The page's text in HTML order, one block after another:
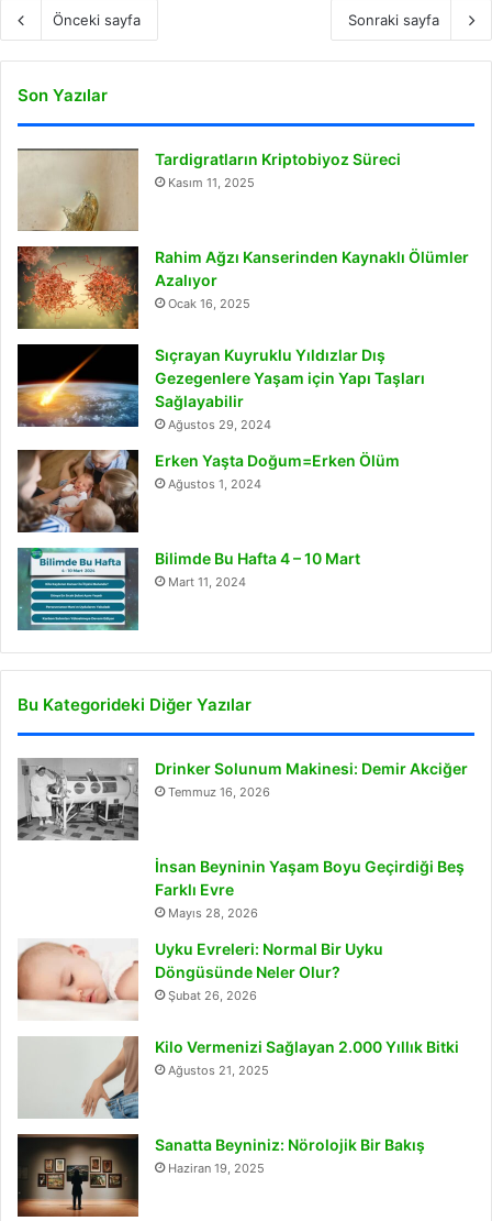
Önceki sayfa Sonraki sayfa
Son Yazılar
Tardigratların Kriptobiyoz Süreci
Kasım 11, 2025
Rahim Ağzı Kanserinden Kaynaklı Ölümler
Azalıyor
Ocak 16, 2025
Sıçrayan Kuyruklu Yıldızlar Dış
Gezegenlere Yaşam için Yapı Taşları
Sağlayabilir
Ağustos 29, 2024
Erken Yaşta Doğum=Erken Ölüm
Ağustos 1, 2024
Bilimde Bu Hafta 4 – 10 Mart
Mart 11, 2024
Bu Kategorideki Diğer Yazılar
Drinker Solunum Makinesi: Demir Akciğer
Temmuz 16, 2026
İnsan Beyninin Yaşam Boyu Geçirdiği Beş
Farklı Evre
Mayıs 28, 2026
Uyku Evreleri: Normal Bir Uyku
Döngüsünde Neler Olur?
Şubat 26, 2026
Kilo Vermenizi Sağlayan 2.000 Yıllık Bitki
Ağustos 21, 2025
Sanatta Beyniniz: Nörolojik Bir Bakış
Haziran 19, 2025